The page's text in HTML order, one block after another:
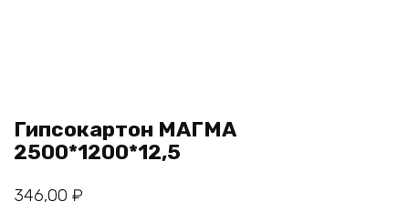
Гипсокартон МАГМА
2500*1200*12,5
346,00 ₽